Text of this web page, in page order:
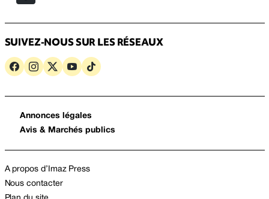
SUIVEZ-NOUS SUR LES RÉSEAUX
Annonces légales
Avis & Marchés publics
A propos d’Imaz Press
Nous contacter